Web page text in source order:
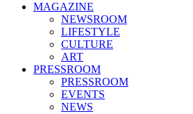
MAGAZINE
NEWSROOM
LIFESTYLE
CULTURE
ART
PRESSROOM
PRESSROOM
EVENTS
NEWS